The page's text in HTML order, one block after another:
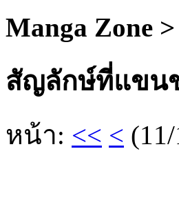
Manga Zone
สัญลักษ์ที่แขน
หน้า: << <